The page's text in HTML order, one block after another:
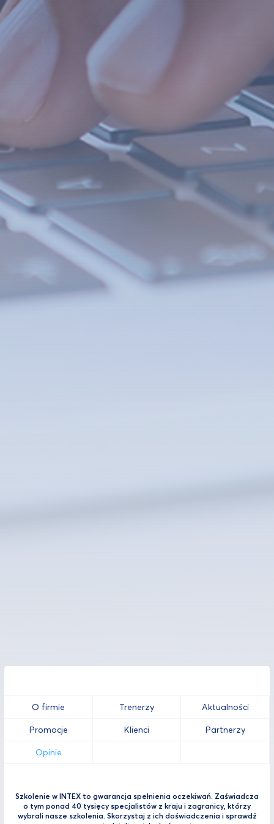
O firmie Trenerzy Aktualności
Promocje Klienci Partnerzy
Opinie
Szkolenie w INTEX to gwarancja spełnienia oczekiwań. Zaświadcza
o tym ponad 40 tysięcy specjalistów z kraju i zagranicy, którzy
wybrali nasze szkolenia. Skorzystaj z ich doświadczenia i sprawdź